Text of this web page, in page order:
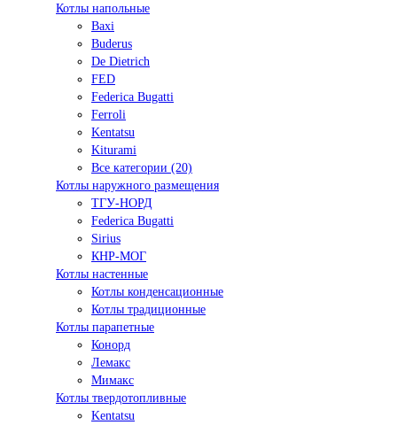
Котлы напольные
Baxi
Buderus
De Dietrich
FED
Federica Bugatti
Ferroli
Kentatsu
Kiturami
Все категории (20)
Котлы наружного размещения
ТГУ-НОРД
Federica Bugatti
Sirius
КНР-МОГ
Котлы настенные
Котлы конденсационные
Котлы традиционные
Котлы парапетные
Конорд
Лемакс
Мимакс
Котлы твердотопливные
Kentatsu